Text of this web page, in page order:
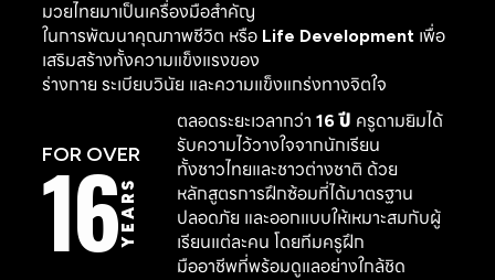
มวยไทยมาเป็นเครื่องมือสำคัญ
ในการพัฒนาคุณภาพชีวิต หรือ Life Developmentเพื่อ
เสริมสร้างทั้งความแข็งแรงของ
ร่างกาย ระเบียบวินัย และความแข็งแกร่งทางจิตใจ
FOR OVER
16YEARS
ตลอดระยะเวลากว่า 16 ปี ครูดามยิมได้
รับความไว้วางใจจากนักเรียน
ทั้งชาวไทยและชาวต่างชาติ ด้วย
หลักสูตรการฝึกซ้อมที่ได้มาตรฐาน
ปลอดภัย และออกแบบให้เหมาะสมกับผู้
เรียนแต่ละคน โดยทีมครูฝึก
มืออาชีพที่พร้อมดูแลอย่างใกล้ชิด